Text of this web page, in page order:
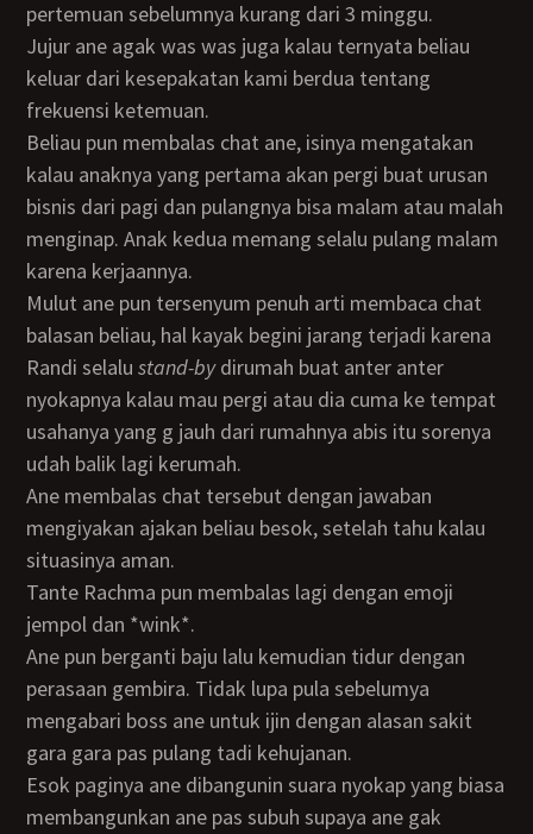
pertemuan sebelumnya kurang dari 3 minggu.
Jujur ane agak was was juga kalau ternyata beliau
keluar dari kesepakatan kami berdua tentang
frekuensi ketemuan.
Beliau pun membalas chat ane, isinya mengatakan
kalau anaknya yang pertama akan pergi buat urusan
bisnis dari pagi dan pulangnya bisa malam atau malah
menginap. Anak kedua memang selalu pulang malam
karena kerjaannya.
Mulut ane pun tersenyum penuh arti membaca chat
balasan beliau, hal kayak begini jarang terjadi karena
Randi selalustand-bydirumah buat anter anter
nyokapnya kalau mau pergi atau dia cuma ke tempat
usahanya yang g jauh dari rumahnya abis itu sorenya
udah balik lagi kerumah.
Ane membalas chat tersebut dengan jawaban
mengiyakan ajakan beliau besok, setelah tahu kalau
situasinya aman.
Tante Rachma pun membalas lagi dengan emoji
jempol dan *wink*.
Ane pun berganti baju lalu kemudian tidur dengan
perasaan gembira. Tidak lupa pula sebelumya
mengabari boss ane untuk ijin dengan alasan sakit
gara gara pas pulang tadi kehujanan.
Esok paginya ane dibangunin suara nyokap yang biasa
membangunkan ane pas subuh supaya ane gak